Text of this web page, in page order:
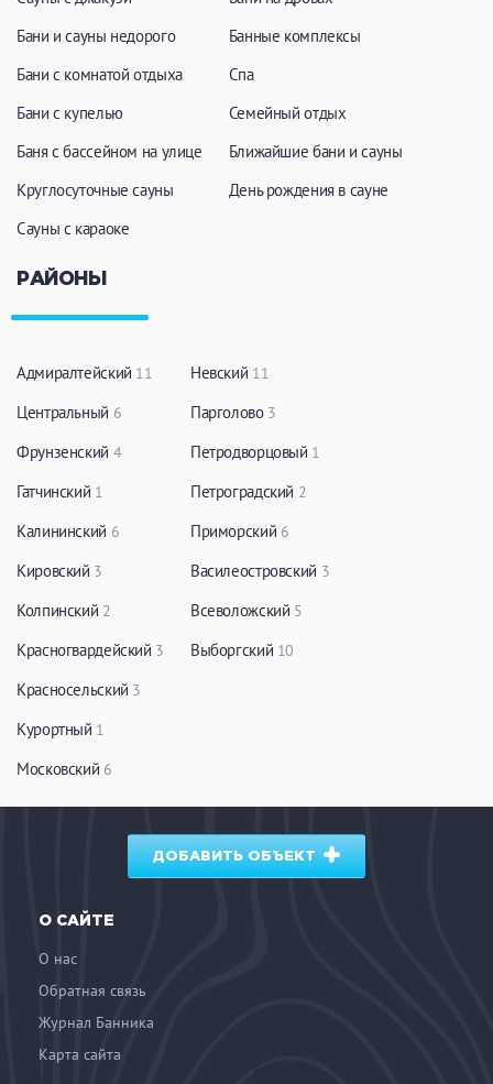
Бани и сауны недорого
Бани с комнатой отдыха
Бани с купелью
Баня с бассейном на улице
Круглосуточные сауны
Сауны с караоке
Банные комплексы
Спа
Семейный отдых
Ближайшие бани и сауны
День рождения в сауне
РАЙОНЫ
Адмиралтейский 11
Центральный 6
Фрунзенский 4
Гатчинский 1
Калининский 6
Кировский 3
Колпинский 2
Красногвардейский 3
Красносельский 3
Курортный 1
Московский 6
Невский 11
Парголово 3
Петродворцовый 1
Петроградский 2
Приморский 6
Василеостровский 3
Всеволожский 5
Выборгский 10
ДОБАВИТЬ ОБЪЕКТ
О САЙТЕ
О нас
Обратная связь
Журнал Банника
Карта сайта